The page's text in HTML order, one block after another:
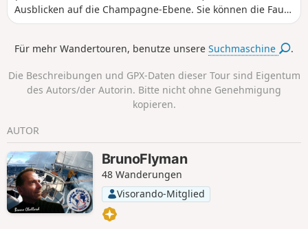
Ausblicken auf die Champagne-Ebene. Sie können die Faux
de Verzy erkunden, ohne den überlaufenen
am Observatoire du Sinaï mit spektakulärem Blick auf das
Für mehr Wandertouren, benutze unsereSuchmaschine .
Die Beschreibungen und GPX-Daten dieser Tour sind Eigentum
des Autors/der Autorin. Bitte nicht ohne Genehmigung
kopieren.
AUTOR
BrunoFlyman
48 Wanderungen
Visorando-Mitglied